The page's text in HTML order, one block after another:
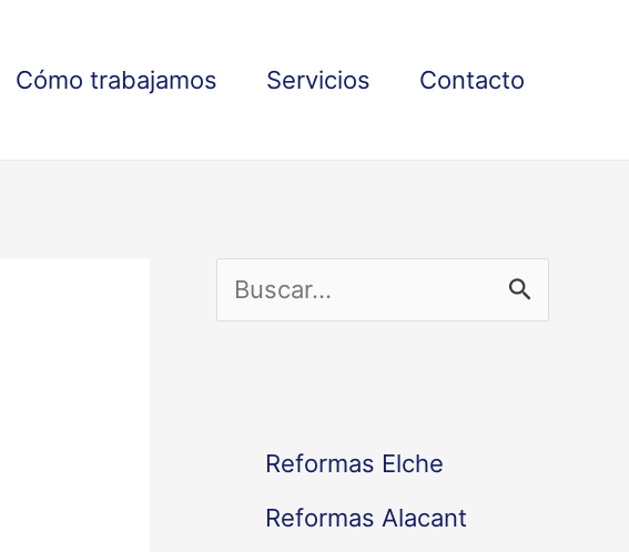
Cómo trabajamos Servicios Contacto
Reformas Elche
Reformas Alacant